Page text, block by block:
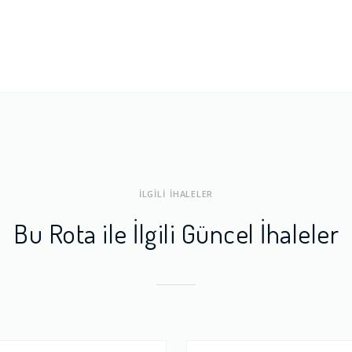
İLGİLİ İHALELER
Bu Rota ile İlgili Güncel İhaleler